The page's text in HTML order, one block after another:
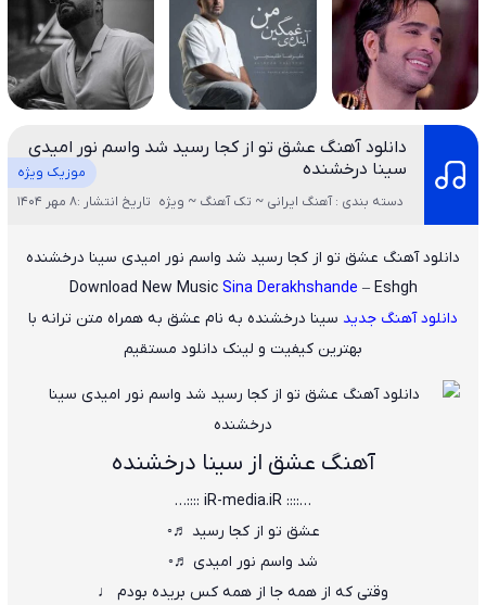
دانلود آهنگ عشق تو از کجا رسید شد واسم نور امیدی
سینا درخشنده
موزیک ویژه
دسته بندی : آهنگ ایرانی ~ تک آهنگ ~ ویژه تاریخ انتشار :8 مهر 1404
دانلود آهنگ عشق تو از کجا رسید شد واسم نور امیدی سینا درخشنده
Download New MusicSina Derakhshande – Eshgh
دانلود آهنگ جدید سینا درخشنده به نام عشق به همراه متن ترانه با
بهترین کیفیت و لینک دانلود مستقیم
آهنگ عشق از سینا درخشنده
…:::: iR-media.iR ::::…
عشق تو از کجا رسید ♬◦
شد واسم نور امیدی ♬◦
وقتی که از همه جا از همه کس بریده بودم ♩